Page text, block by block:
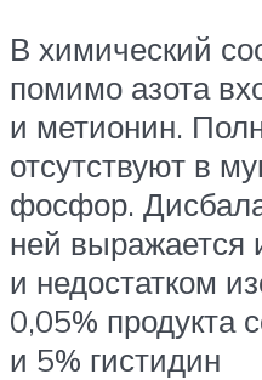
В химический
помимо азота
и метионин.
отсутствуют в
фосфор.
ней выражается
и недостатком
0,05% продукта
и 5% гистидин